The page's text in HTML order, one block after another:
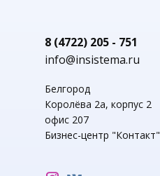
8 (4722) 205 - 751
info@insistema.ru
Белгород
Королёва 2а, корпус 2
офис 207
Бизнес-центр "Контакт"